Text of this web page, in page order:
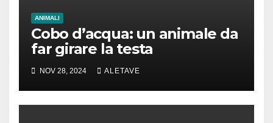
ANIMALI
Cobo d’acqua: un animale da
far girare la testa
NOV 28, 2024 ALETAVE